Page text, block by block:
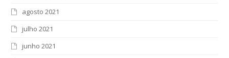
agosto 2021
julho 2021
junho 2021